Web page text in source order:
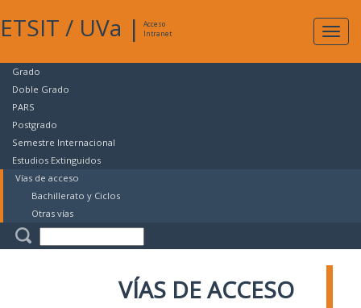
ETSIT / UVa |
Acceso
Intranet
Grado
Doble Grado
PARS
Postgrado
Semestre Internacional
Estudios Extinguidos
Vías de acceso
Bachillerato y Ciclos
Otras vías
VÍAS DE ACCESO